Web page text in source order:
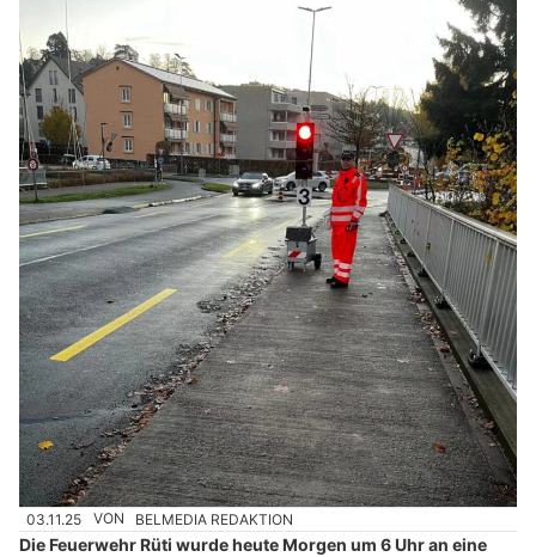
03.11.25 VON BELMEDIA REDAKTION
Die Feuerwehr Rüti wurde heute Morgen um 6 Uhr an eine